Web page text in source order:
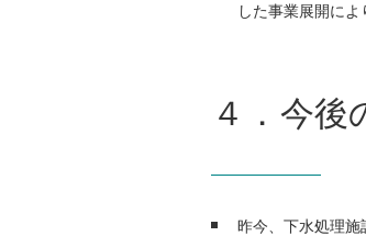
した事業展開によ
４．今後
昨今、下水処理施